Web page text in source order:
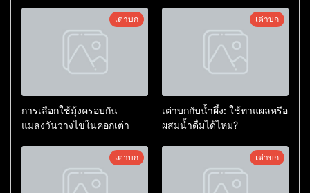
เต่าบก
การเลือกใช้มุ้งครอบกัน
แมลงวันวางไข่ในคอกเต่า
เต่าบก
เต่าบกกับน้ำผึ้ง: ใช้ทาแผลหรือ
ผสมน้ำดื่มได้ไหม?
เต่าบก เต่าบก